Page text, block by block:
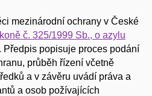
mezinárodní ochrany v České
č. 325/1999 Sb., o azylu
Předpis popisuje proces podání
průběh řízení včetně
a v závěru uvádí práva a
a osob požívajících